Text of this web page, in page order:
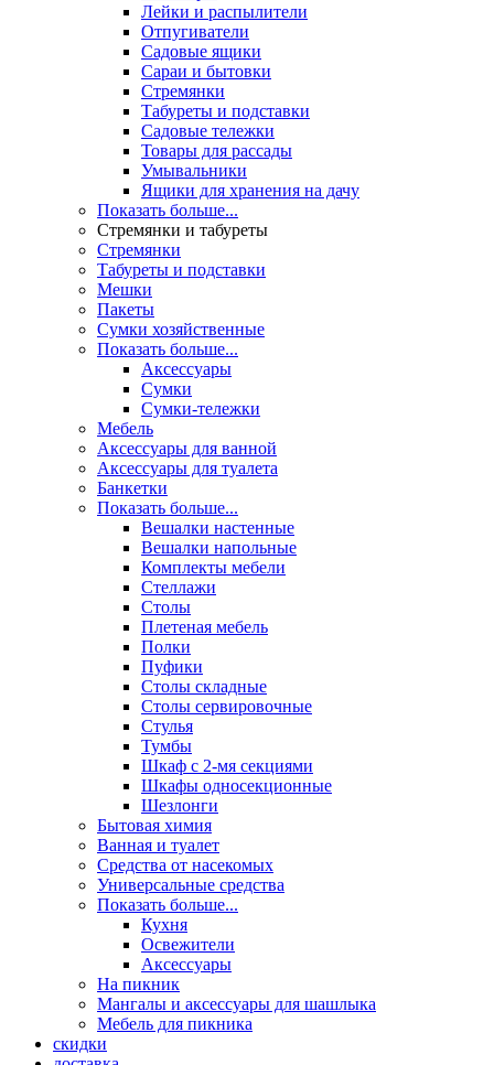
Лейки и распылители
Отпугиватели
Садовые ящики
Сараи и бытовки
Стремянки
Табуреты и подставки
Садовые тележки
Товары для рассады
Умывальники
Ящики для хранения на дачу
Показать больше...
Стремянки и табуреты
Стремянки
Табуреты и подставки
Мешки
Пакеты
Сумки хозяйственные
Показать больше...
Аксессуары
Сумки
Сумки-тележки
Мебель
Аксессуары для ванной
Аксессуары для туалета
Банкетки
Показать больше...
Вешалки настенные
Вешалки напольные
Комплекты мебели
Стеллажи
Столы
Плетеная мебель
Полки
Пуфики
Столы складные
Столы сервировочные
Стулья
Тумбы
Шкаф с 2-мя секциями
Шкафы односекционные
Шезлонги
Бытовая химия
Ванная и туалет
Средства от насекомых
Универсальные средства
Показать больше...
Кухня
Освежители
Аксессуары
На пикник
Мангалы и аксессуары для шашлыка
Мебель для пикника
скидки